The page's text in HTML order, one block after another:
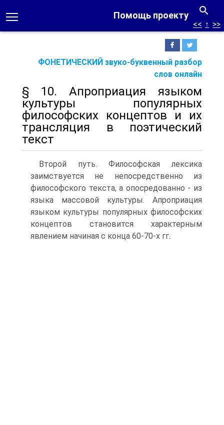
Помощь проекту
ФОНЕТИЧЕСКИЙ звуко-буквенный разбор
слов онлайн
<< ↑ >>
§ 10. Апроприация языком
культуры популярных
философских концептов и их
трансляция в поэтический
текст
Второй путь. Философская лексика
заимствуется не непосредственно из
философского текста, а опосредованно - из
языка массовой культуры. Апроприация
языком культуры популярных философских
концептов становится характерным
явлением начиная с конца 60-70-х гг.